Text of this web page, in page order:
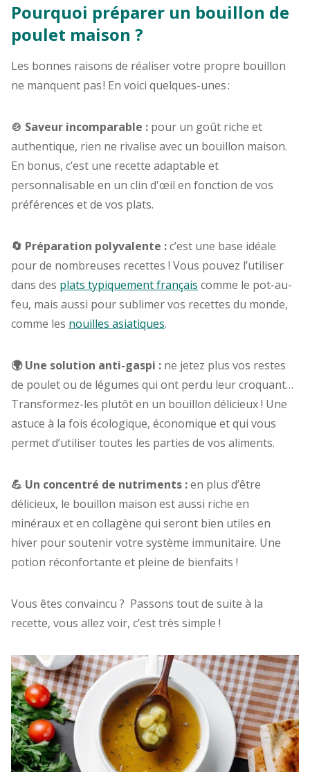
Pourquoi préparer un bouillon de
poulet maison ?
Les bonnes raisons de réaliser votre propre bouillon
ne manquent pas ! En voici quelques-unes :
🍲 Saveur incomparable : pour un goût riche et
authentique, rien ne rivalise avec un bouillon maison.
En bonus, c’est une recette adaptable et
personnalisable en un clin d'œil en fonction de vos
préférences et de vos plats.
🔄 Préparation polyvalente :c’est une base idéale
pour de nombreuses recettes ! Vous pouvez l’utiliser
dans des plats typiquement français comme le pot-au-
feu, mais aussi pour sublimer vos recettes du monde,
comme les nouilles asiatiques.
🌍 Une solution anti-gaspi : ne jetez plus vos restes
de poulet ou de légumes qui ont perdu leur croquant…
Transformez-les plutôt en un bouillon délicieux ! Une
astuce à la fois écologique, économique et qui vous
permet d’utiliser toutes les parties de vos aliments.
💪 Un concentré de nutriments :en plus d’être
délicieux, le bouillon maison est aussi riche en
minéraux et en collagène qui seront bien utiles en
hiver pour soutenir votre système immunitaire. Une
potion réconfortante et pleine de bienfaits !
Vous êtes convaincu ? Passons tout de suite à la
recette, vous allez voir, c’est très simple !